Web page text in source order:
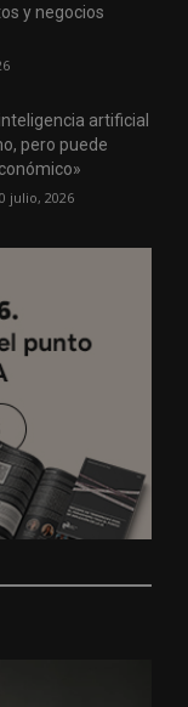
y negocios
artificial
pero puede
julio, 2026